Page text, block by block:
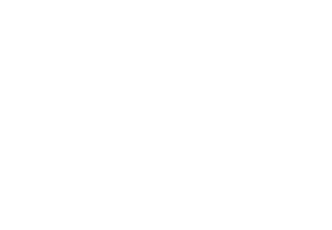
a snack bar. Wi-Fi môže byť používaný za
Niektoré služby sú závislé od ročného obdobia a od
trezorom (zadarmo) a satelit.TV s plochou